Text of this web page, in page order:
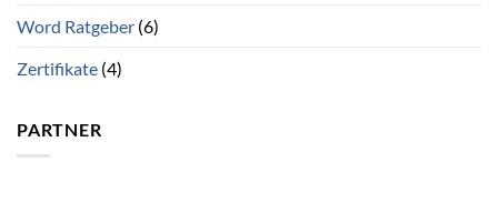
Word Ratgeber (6)
Zertifikate (4)
PARTNER